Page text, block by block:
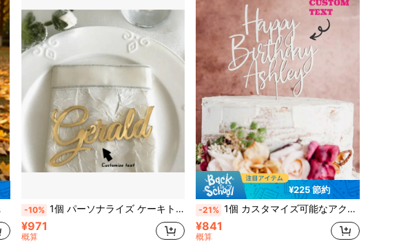
-10% 1個 パーソナライズ ケーキトッパー、ウェディング、誕生日、ベビーシャワー用のカスタムテキストケーキトッパー、カスタマイズパーティーデコレーション、誕生日パーティーフードデコレーション、パーティーデコレーション、多機能、耐久性、装飾性、再利用可能、洗練された、スタイリッシュ、高品質、カラフル、モダン、カスタム、パーソナライズ、ユニーク、カスタマイズケーキタグ
¥971
概算
¥225 節約
-21% 1個 カスタマイズ可能なアクリル製バースデーケーキトッパー、パーソナライズされたアクリル製バースデーケーキデコレーション、記念日デザート装飾、エレガントでロマンチック、ホームデコレーション、記念品、意義深い、キッチン用品、ウェディングデコレーション
¥841
概算